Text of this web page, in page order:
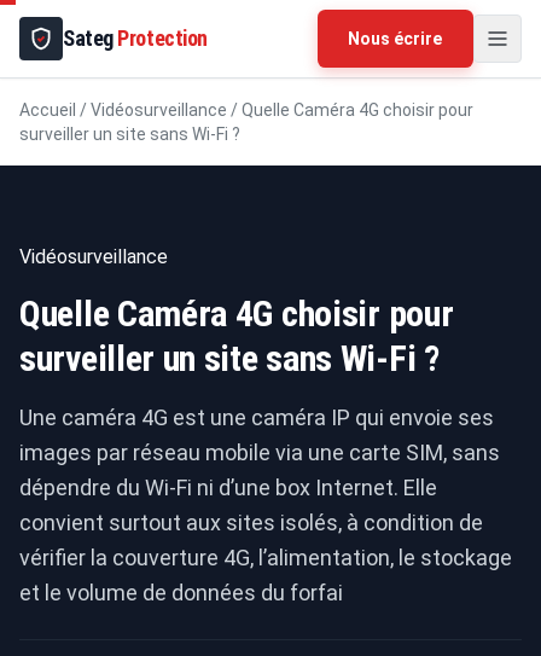
SategProtection Nous écrire
Accueil /Vidéosurveillance /Quelle Caméra 4G choisir pour
surveiller un site sans Wi-Fi ?
Vidéosurveillance
Quelle Caméra 4G choisir pour
surveiller un site sans Wi-Fi ?
Une caméra 4G est une caméra IP qui envoie ses
images par réseau mobile via une carte SIM, sans
dépendre du Wi-Fi ni d’une box Internet. Elle
convient surtout aux sites isolés, à condition de
vérifier la couverture 4G, l’alimentation, le stockage
et le volume de données du forfai